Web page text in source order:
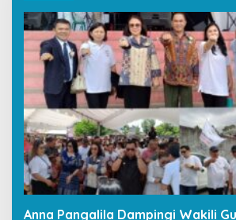
Anna Pangalila Dampingi Wakili